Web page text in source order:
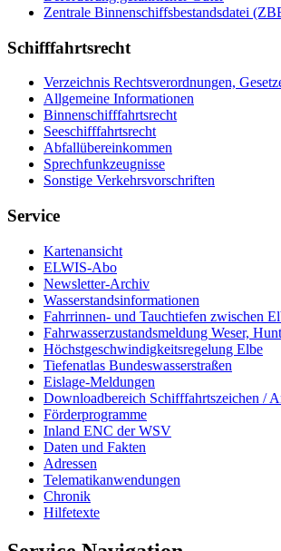
Zen­tra­le Bin­nen­schiffs­be­stands­da­tei
Schifffahrtsrecht
Ver­zeich­nis Rechts­ver­ord­nun­gen,
All­ge­mei­ne In­for­ma­tio­nen
Bin­nen­schiff­fahrts­recht
See­schiff­fahrts­recht
Ab­fall­über­ein­kom­men
Sprech­funk­zeug­nis­se
Sons­ti­ge Ver­kehrs­vor­schrif­ten
Service
Kar­ten­an­sicht
EL­WIS-​Abo
Newslet­ter-​Ar­chiv
Was­ser­stands­in­for­ma­tio­nen
Fahr­rin­nen-​ und Tauch­tie­fen zwi­schen
Fahr­was­ser­zu­stands­mel­dung We­ser,
Höchst­ge­schwin­dig­keits­re­ge­lung El­be
Tie­fe­n­at­las Bun­des­was­ser­stra­ßen
Eis­la­ge-​Mel­dun­gen
Dow­n­load­be­reich Schiff­fahrts­zei­chen /
För­der­pro­gram­me
In­land ENC der WSV
Da­ten und Fak­ten
Adres­sen
Te­le­ma­ti­kan­wen­dun­gen
Chro­nik
Hil­fe­tex­te